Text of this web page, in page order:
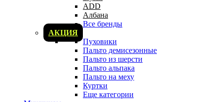
ADD
Албана
Все бренды
АКЦИЯ
Пуховики
Пальто демисезонные
Пальто из шерсти
Пальто альпака
Пальто на меху
Куртки
Еще категории